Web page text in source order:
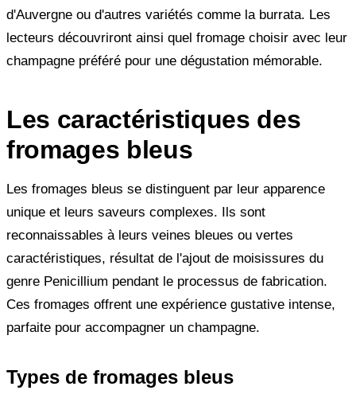
d'Auvergne ou d'autres variétés comme la burrata. Les
lecteurs découvriront ainsi quel fromage choisir avec leur
champagne préféré pour une dégustation mémorable.
Les caractéristiques des
fromages bleus
Les fromages bleus se distinguent par leur apparence
unique et leurs saveurs complexes. Ils sont
reconnaissables à leurs veines bleues ou vertes
caractéristiques, résultat de l'ajout de moisissures du
genre Penicillium pendant le processus de fabrication.
Ces fromages offrent une expérience gustative intense,
parfaite pour accompagner un champagne.
Types de fromages bleus